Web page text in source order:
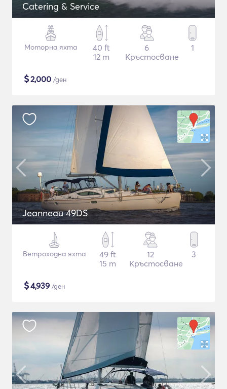
Catering & Service
Моторна яхта
40 ft
12 m
6
Кръстосване
1
$2,000 /ден
Jeanneau 49DS
Ветроходна яхта
49 ft
15 m
12
Кръстосване
3
$4,939 /ден